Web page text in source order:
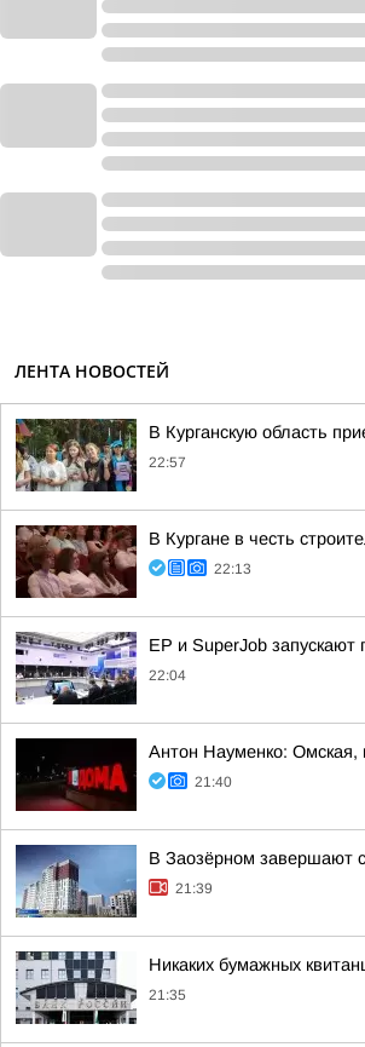
ЛЕНТА НОВОСТЕЙ
В Курганскую область
22:57
В Кургане в честь
22:13
ЕР и SuperJob
22:04
Антон Науменко: Омская,
21:40
В Заозёрном завершают
21:39
Никаких бумажных
21:35